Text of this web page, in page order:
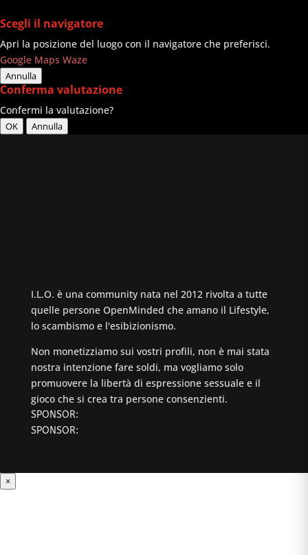
Scegli il navigatore
Apri la posizione del luogo con il navigatore che preferisci.
Google Maps Waze
Annulla
Conferma valutazione
Confermi la valutazione?
OK Annulla
I.L.O. è una community nata nel 2012 rivolta a tutte
quelle persone OpenMinded che amano il Lifestyle,
lo scambismo e l'esibizionismo.
Non monetizziamo sui vostri profili, non è mai stata
nostra intenzione fare soldi, ma vogliamo solo
promuovere la libertà di espressione sessuale e il
gioco che si crea tra persone consenzienti.
SPONSOR:
SPONSOR:
×